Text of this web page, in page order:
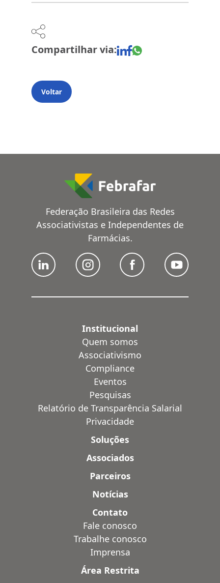
Compartilhar via:
Voltar
Federação Brasileira das Redes
Associativistas e Independentes de
Farmácias.
Institucional
Quem somos
Associativismo
Compliance
Eventos
Pesquisas
Relatório de Transparência Salarial
Privacidade
Soluções
Associados
Parceiros
Notícias
Contato
Fale conosco
Trabalhe conosco
Imprensa
Área Restrita